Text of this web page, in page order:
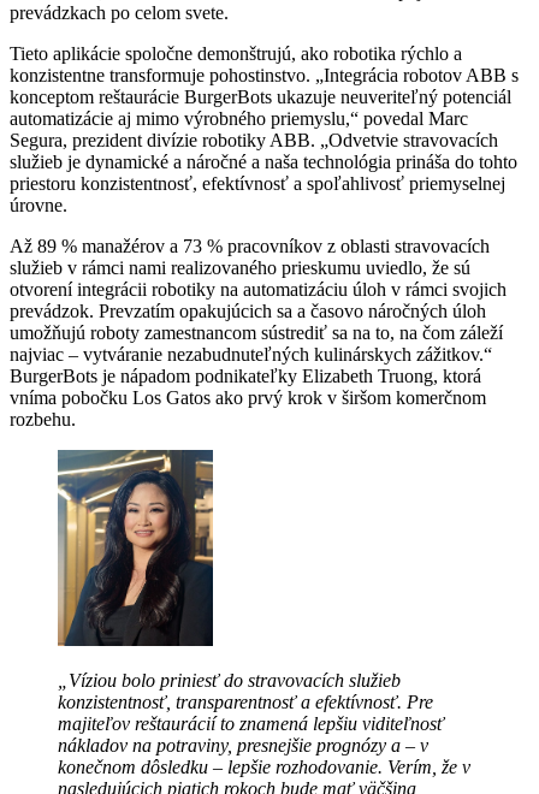
prevádzkach po celom svete.
Tieto aplikácie spoločne demonštrujú, ako robotika rýchlo a
konzistentne transformuje pohostinstvo. „Integrácia robotov ABB s
konceptom reštaurácie BurgerBots ukazuje neuveriteľný potenciál
automatizácie aj mimo výrobného priemyslu,“ povedal Marc
Segura, prezident divízie robotiky ABB. „Odvetvie stravovacích
služieb je dynamické a náročné a naša technológia prináša do tohto
priestoru konzistentnosť, efektívnosť a spoľahlivosť priemyselnej
úrovne.
Až 89 % manažérov a 73 % pracovníkov z oblasti stravovacích
služieb v rámci nami realizovaného prieskumu uviedlo, že sú
otvorení integrácii robotiky na automatizáciu úloh v rámci svojich
prevádzok. Prevzatím opakujúcich sa a časovo náročných úloh
umožňujú roboty zamestnancom sústrediť sa na to, na čom záleží
najviac – vytváranie nezabudnuteľných kulinárskych zážitkov.“
BurgerBots je nápadom podnikateľky Elizabeth Truong, ktorá
vníma pobočku Los Gatos ako prvý krok v širšom komerčnom
rozbehu.
„Víziou bolo priniesť do stravovacích služieb
konzistentnosť, transparentnosť a efektívnosť. Pre
majiteľov reštaurácií to znamená lepšiu viditeľnosť
nákladov na potraviny, presnejšie prognózy a – v
konečnom dôsledku – lepšie rozhodovanie. Verím, že v
nasledujúcich piatich rokoch bude mať väčšina